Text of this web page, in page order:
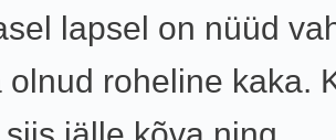
lapsel on nüüd
olnud roheline kaka.